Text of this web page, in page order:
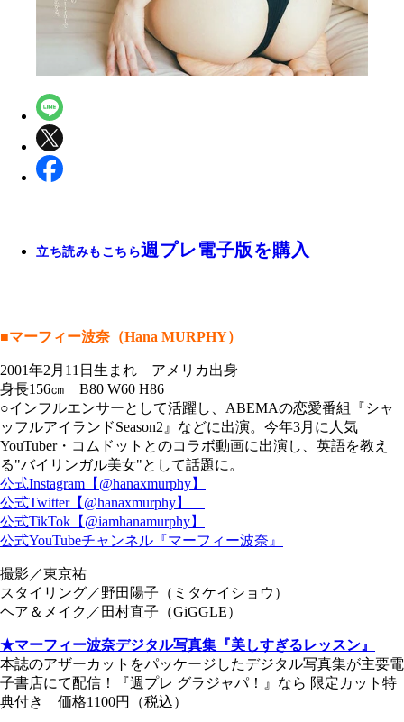
立ち読みもこちら週プレ電子版を購入
■マーフィー波奈（Hana MURPHY）
2001年2月11日生まれ アメリカ出身
身長156㎝ B80 W60 H86
○インフルエンサーとして活躍し、ABEMAの恋愛番組『シャ
ッフルアイランドSeason2』などに出演。今年3月に人気
YouTuber・コムドットとのコラボ動画に出演し、英語を教え
る"バイリンガル美女"として話題に。
公式Instagram【@hanaxmurphy】
公式Twitter【@hanaxmurphy】
公式TikTok【@iamhanamurphy】
公式YouTubeチャンネル『マーフィー波奈』
撮影／東京祐
スタイリング／野田陽子（ミタケイショウ）
ヘア＆メイク／田村直子（GiGGLE）
★マーフィー波奈デジタル写真集『美しすぎるレッスン』
本誌のアザーカットをパッケージしたデジタル写真集が主要電
子書店にて配信！『週プレ グラジャパ！』なら 限定カット特
典付き 価格1100円（税込）